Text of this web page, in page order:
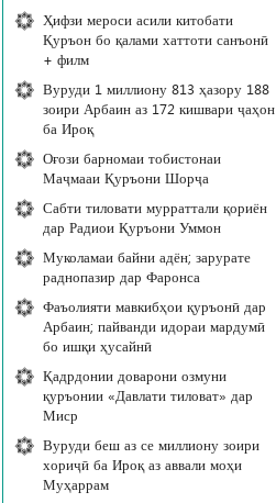
Ҳифзи мероси асили китобати
Қуръон бо қалами хаттоти санъонӣ
+ филм
Вуруди 1 миллиону 813 ҳазору 188
зоири Арбаин аз 172 кишвари ҷаҳон
ба Ироқ
Оғози барномаи тобистонаи
Маҷмааи Қуръони Шорҷа
Сабти тиловати мурраттали қориён
дар Радиои Қуръони Уммон
Муколамаи байни адён; зарурате
раднопазир дар Фаронса
Фаъолияти мавкибҳои қуръонӣ дар
Арбаин; пайванди идораи мардумӣ
бо ишқи ҳусайнӣ
Қадрдонии доварони озмуни
қуръонии «Давлати тиловат» дар
Миср
Вуруди беш аз се миллиону зоири
хориҷӣ ба Ироқ аз аввали моҳи
Муҳаррам